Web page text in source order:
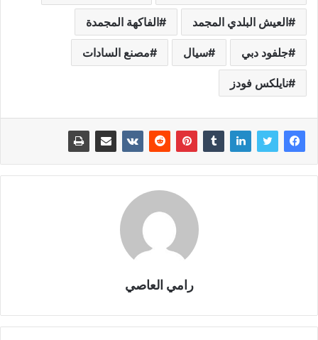
العيش البلدي المجمد الفاكهة المجمدة
جلفود دبي سيال مصنع السادات
نايلكس فودز
رامي العاصي